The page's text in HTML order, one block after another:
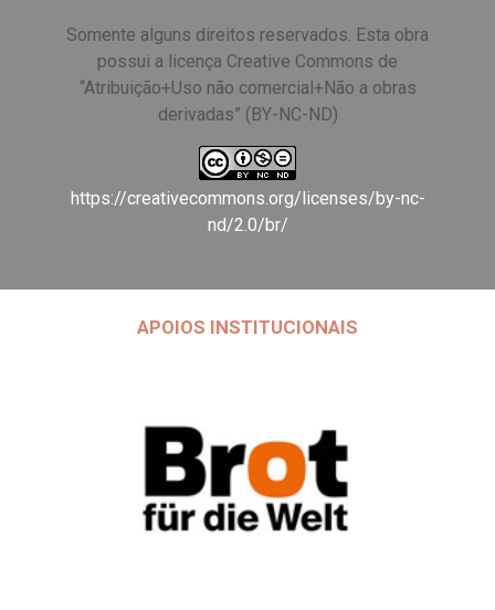
Somente alguns direitos reservados. Esta obra
possui a licença Creative Commons de
“Atribuição+Uso não comercial+Não a obras
derivadas” (BY-NC-ND)
https://creativecommons.org/licenses/by-nc-
nd/2.0/br/
APOIOS INSTITUCIONAIS